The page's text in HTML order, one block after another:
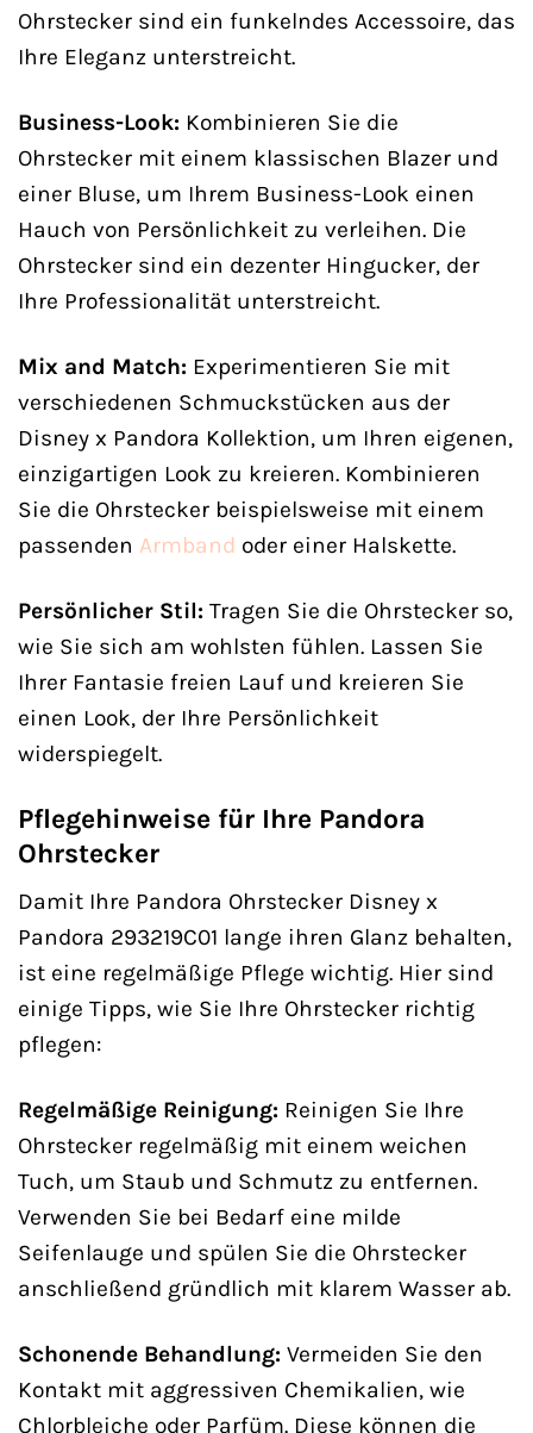
Ohrstecker sind ein funkelndes Accessoire, das
Ihre Eleganz unterstreicht.
Business-Look: Kombinieren Sie die
Ohrstecker mit einem klassischen Blazer und
einer Bluse, um Ihrem Business-Look einen
Hauch von Persönlichkeit zu verleihen. Die
Ohrstecker sind ein dezenter Hingucker, der
Ihre Professionalität unterstreicht.
Mix and Match: Experimentieren Sie mit
verschiedenen Schmuckstücken aus der
Disney x Pandora Kollektion, um Ihren eigenen,
einzigartigen Look zu kreieren. Kombinieren
Sie die Ohrstecker beispielsweise mit einem
passenden Armband oder einer Halskette.
Persönlicher Stil: Tragen Sie die Ohrstecker so,
wie Sie sich am wohlsten fühlen. Lassen Sie
Ihrer Fantasie freien Lauf und kreieren Sie
einen Look, der Ihre Persönlichkeit
widerspiegelt.
Pflegehinweise für Ihre Pandora
Ohrstecker
Damit Ihre Pandora Ohrstecker Disney x
Pandora 293219C01 lange ihren Glanz behalten,
ist eine regelmäßige Pflege wichtig. Hier sind
einige Tipps, wie Sie Ihre Ohrstecker richtig
pflegen:
Regelmäßige Reinigung: Reinigen Sie Ihre
Ohrstecker regelmäßig mit einem weichen
Tuch, um Staub und Schmutz zu entfernen.
Verwenden Sie bei Bedarf eine milde
Seifenlauge und spülen Sie die Ohrstecker
anschließend gründlich mit klarem Wasser ab.
Schonende Behandlung: Vermeiden Sie den
Kontakt mit aggressiven Chemikalien, wie
Chlorbleiche oder Parfüm. Diese können die